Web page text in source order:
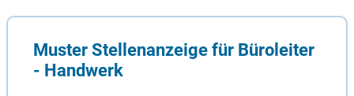
Muster Stellenanzeige für Büroleiter
- Handwerk